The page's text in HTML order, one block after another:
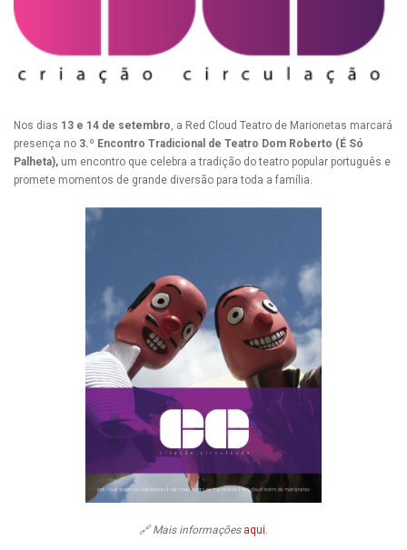
Nos dias 13 e 14 de setembro, a Red Cloud Teatro de Marionetas marcará
presença no 3.º Encontro Tradicional de Teatro Dom Roberto (É Só
Palheta), um encontro que celebra a tradição do teatro popular português e
promete momentos de grande diversão para toda a família.
🔗 Mais informações aqui.